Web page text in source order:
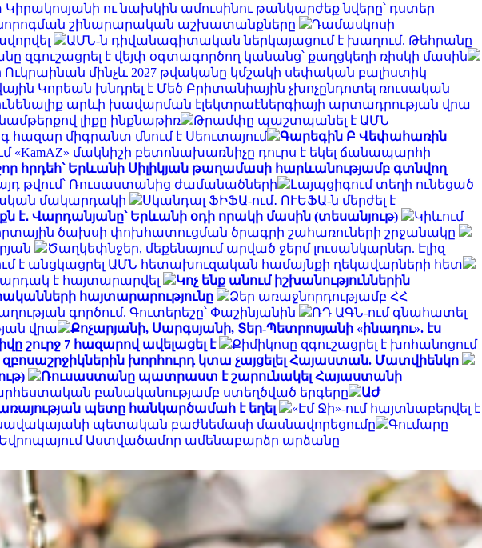
ու նախկին ամուսինու թանկարժեք նվերը՝ դստեր
շինարարական աշխատանքները
Դամասկոսի
ԱՄՆ-ն դիվանագիտական ներկայացում է խաղում. Թեհրանը
զգուշացրել է վեյփ օգտագործող կանանց՝ քաղցկեղի ռիսկի մասին
Ուկրաինան մինչև 2027 թվականը կմշակի սեփական բալիստիկ
Կորեան խնդրել է Մեծ Բրիտանիային չխոչընդոտել ռուսական
արևի խավարման էլեկտրաէներգիայի արտադրության վրա
լիքը ինքնաթիռ
Թրամփը պաշտպանել է ԱՄՆ
հազար միգրանտ մնում է Սեուտայում
Գարեգին Բ Վեփահառին
«KamAZ» մակնիշի բետոնախառնիչը դուրս է եկել ճանապարհի
հրդեհ՝ Երևանի Սիլիկյան թաղամասի հարևանությամբ գտնվող
թվում՝ Ռուսաստանից ժամանածների
Լայպցիգում տեղի ունեցած
մակարդակի
Սկանդալ ՖԻՖԱ-ում․ ՈՒԵՖԱ-ն մերժել է
է․ Վարդանյանը՝ Երևանի օդի որակի մասին (տեսանյութ)
Կիևում
ծախսի փոխհատուցման ծրագրի շահառուների շրջանակը
Ծաղկեփնջեր, մեքենայում արված ջերմ լուսանկարներ. Էլիզ
է անցկացրել ԱՄՆ հետախուզական համայնքի ղեկավարների հետ
է հայտարարվել
Կոչ ենք անում իշխանություններին
հայտարարությունը
Ձեր առաջնորդությամբ ՀՀ
գործում. Գուտերեշը՝ Փաշինյանին
ՌԴ ԱԳՆ-ում գնահատել
վրա
Քոչարյանի, Սարգսյանի, Տեր-Պետրոսյանի «ինադու». էս
շուրջ 7 հազարով ավելացել է
Քիմիկոսը զգուշացրել է խոհանոցում
խորհուրդ կտա չայցելել Հայաստան. Մատվիենկո
Ռուսաստանը պատրաստ է շարունակել Հայաստանի
բանականությամբ ստեղծված երգերը
ԱԺ
պետը հանկարծամահ է եղել
«Էմ Ջի»-ում հայտնաբերվել է
պետական բաժնեմասի մասնավորեցումը
Գումարը
Աստվածամոր ամենաբարձր արձանը